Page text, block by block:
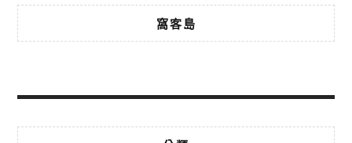
窩客島